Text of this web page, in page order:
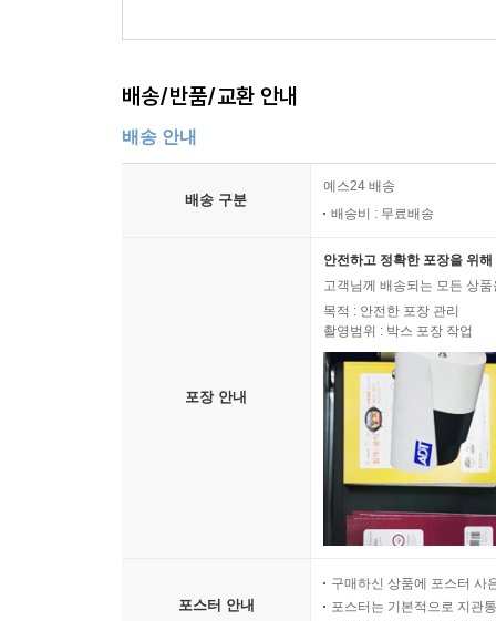
배송/반품/교환 안내
배송 안내
배송 구분
예스24 배송
배송비 : 무료배송
포장 안내
안전하고 정확한 포장을 위
고객님께 배송되는 모든 상
목적 : 안전한 포장 관리
촬영범위 : 박스 포장 작업
포스터 안내
구매하신 상품에 포스터 사
포스터는 기본적으로 지관